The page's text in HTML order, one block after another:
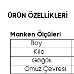
ÜRÜN ÖZELLIKLERI
Manken Ölçüleri
Boy
Kilo
Göğüs
Omuz Çevresi